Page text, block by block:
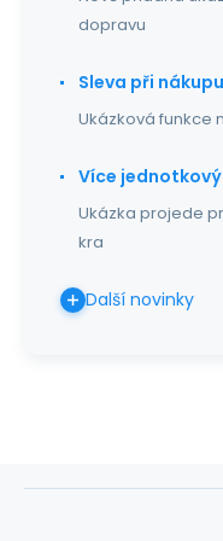
dopravu
Sleva při
Ukázková funkce
Více
Ukázka projede
kra
Další novinky